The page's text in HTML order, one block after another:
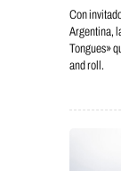
Con
Argentina,
Tongues»
and roll.